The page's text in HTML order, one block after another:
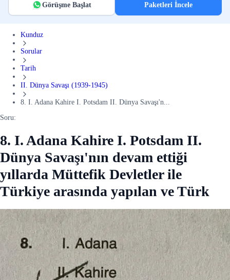
Görüşme Başlat Paketleri İncele
Kunduz
Sorular
Tarih
II. Dünya Savaşı (1939-1945)
8. I. Adana Kahire I. Potsdam II. Dünya Savaşı'n...
Soru:
8. I. Adana Kahire I. Potsdam II.
Dünya Savaşı'nın devam ettiği
yıllarda Müttefik Devletler ile
Türkiye arasında yapılan ve Türk